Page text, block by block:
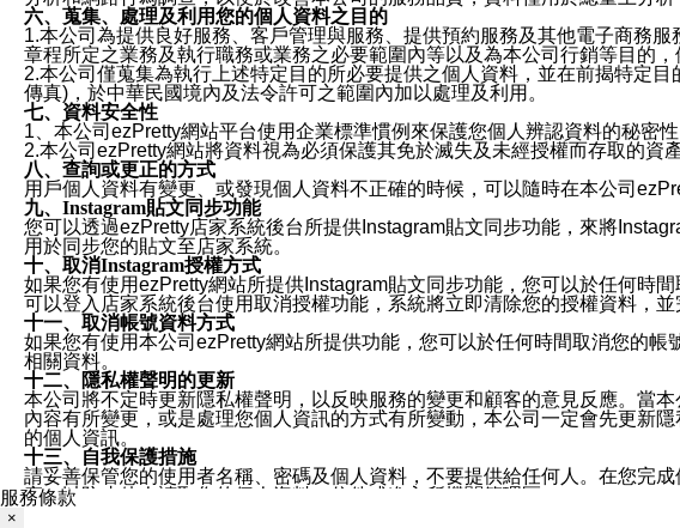
六、蒐集、處理及利用您的個人資料之目的
1.本公司為提供良好服務、客戶管理與服務、提供預約服務及其他電子商務
章程所定之業務及執行職務或業務之必要範圍內等以及為本公司行銷等目的
2.本公司僅蒐集為執行上述特定目的所必要提供之個人資料，並在前揭特定
傳真)，於中華民國境內及法令許可之範圍內加以處理及利用。
七、資料安全性
1、本公司ezPretty網站平台使用企業標準慣例來保護您個人辨認資料的秘密
2.本公司ezPretty網站將資料視為必須保護其免於滅失及未經授權而存取的資
八、查詢或更正的方式
用戶個人資料有變更、或發現個人資料不正確的時候，可以隨時在本公司
九、Instagram貼文同步功能
您可以透過ezPretty店家系統後台所提供Instagram貼文同步功能，來將
用於同步您的貼文至店家系統。
十、取消Instagram授權方式
如果您有使用ezPretty網站所提供Instagram貼文同步功能，您可以於任何時
可以登入店家系統後台使用取消授權功能，系統將立即清除您的授權資料，
十一、取消帳號資料方式
如果您有使用本公司ezPretty網站所提供功能，您可以於任何時間取消您的帳
相關資料。
十二、隱私權聲明的更新
本公司將不定時更新隱私權聲明，以反映服務的變更和顧客的意見反應。當
內容有所變更，或是處理您個人資訊的方式有所變動，本公司一定會先更新
的個人資訊。
十三、自我保護措施
請妥善保管您的使用者名稱、密碼及個人資料，不要提供給任何人。在您完
窗，以防止他人讀取您的個人資料、信件或進入所機關管理區。
服務條款
×